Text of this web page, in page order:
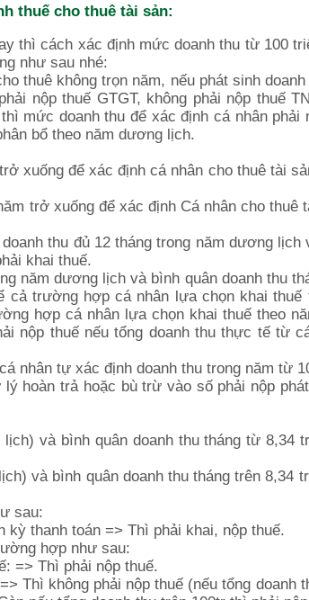
thuế cho thuê tài sản:
thì cách xác định mức doanh thu từ 100
như sau nhé:
thuê không trọn năm, nếu phát sinh
nộp thuế GTGT, không phải nộp thuế
mức doanh thu để xác định cá nhân phải
bổ theo năm dương lịch.
xuống để xác định cá nhân cho thuê tài
trở xuống để xác định Cá nhân cho thuê
thu đủ 12 tháng trong năm dương lịch
khai thuế.
năm dương lịch và bình quân doanh thu
cả trường hợp cá nhân lựa chọn khai thuế
hợp cá nhân lựa chọn khai thuế theo
nộp thuế nếu tổng doanh thu thực tế từ
nhân tự xác định doanh thu trong năm từ
hoàn trả hoặc bù trừ vào số phải nộp
và bình quân doanh thu tháng từ 8,34
và bình quân doanh thu tháng trên 8,34
sau:
thanh toán => Thì phải khai, nộp thuế.
hợp như sau:
=> Thì phải nộp thuế.
Thì không phải nộp thuế (nếu tổng doanh